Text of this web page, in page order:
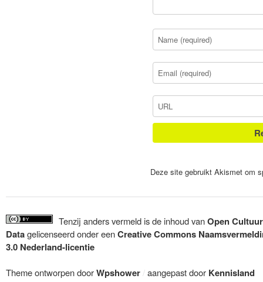
Deze site gebruikt Akismet om
Tenzij anders vermeld is de inhoud vanOpen Cultuur
Datagelicenseerd onder eenCreative Commons
3.0 Nederland-licentie
Theme ontworpen doorWpshower /aangepast door Kennisland